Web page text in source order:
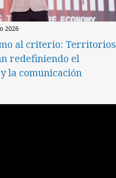
2026
al criterio: Territorios
redefiniendo el
la comunicación